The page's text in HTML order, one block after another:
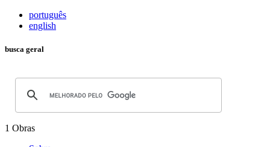
português
english
busca geral
1 Obras